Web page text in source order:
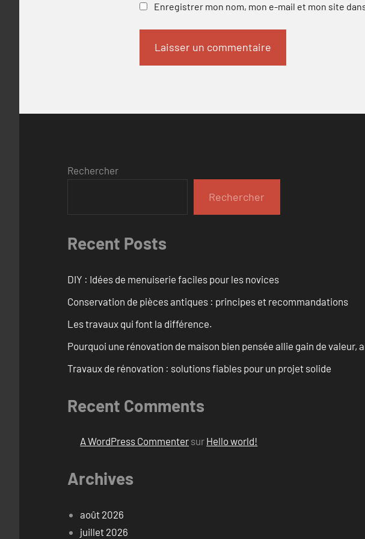
Enregistrer mon nom, mon e-mail et mon site
Rechercher
Rechercher
Recent Posts
DIY : Idées de menuiserie faciles pour les novices
Conservation de pièces antiques : principes et recommandations
Les travaux qui font la différence.
Pourquoi une rénovation de maison bien pensée allie gain de
Travaux de rénovation : solutions fiables pour un projet solide
Recent Comments
A WordPress Commenter sur Hello world!
Archives
août 2026
juillet 2026